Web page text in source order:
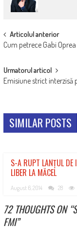
POST
NAVIGATION
Articolul anterior
Cum petrece Gabi
Urmatorul articol
Emisiune strict interzisă
SIMILAR POSTS
S-A RUPT LANȚUL DE
LIBER LA MĂCEL
August 6, 2014 28
72 THOUGHTS ON “
FMI”